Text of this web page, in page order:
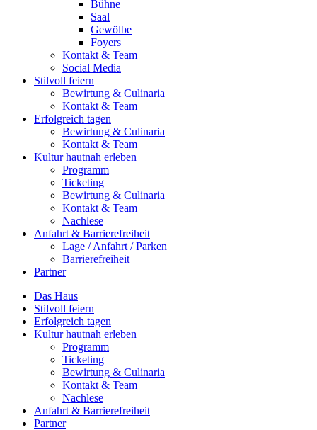
Bühne
Saal
Gewölbe
Foyers
Kontakt & Team
Social Media
Stilvoll feiern
Bewirtung & Culinaria
Kontakt & Team
Erfolgreich tagen
Bewirtung & Culinaria
Kontakt & Team
Kultur hautnah erleben
Programm
Ticketing
Bewirtung & Culinaria
Kontakt & Team
Nachlese
Anfahrt & Barrierefreiheit
Lage / Anfahrt / Parken
Barrierefreiheit
Partner
Das Haus
Stilvoll feiern
Erfolgreich tagen
Kultur hautnah erleben
Programm
Ticketing
Bewirtung & Culinaria
Kontakt & Team
Nachlese
Anfahrt & Barrierefreiheit
Partner